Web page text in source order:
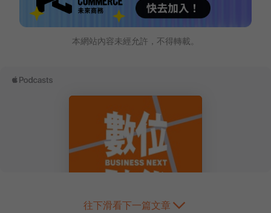
本網站內容未經允許，不得轉載。
往下滑看下一篇文章